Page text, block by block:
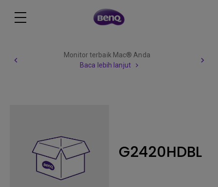
Monitor terbaik Mac® Anda
Baca lebih lanjut
G2420HDBL